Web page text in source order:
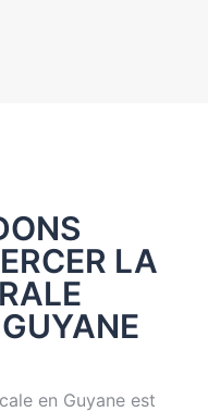
LA
en Guyane est